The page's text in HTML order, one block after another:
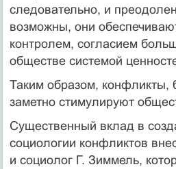
следовательно, и
возможны, они
контролем, согласием
обществе системой
Таким образом, конфликты,
заметно стимулируют
Существенный вклад в
социологии конфликтов
и социолог Г. Зиммель,